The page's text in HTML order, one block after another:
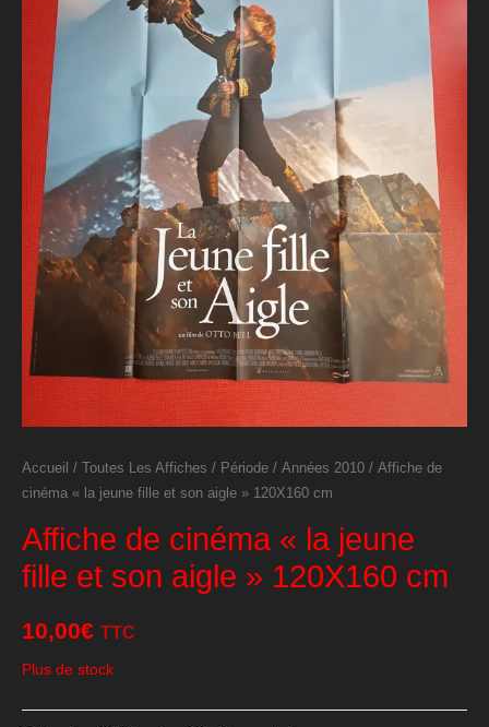
Accueil / Toutes Les Affiches / Période / Années 2010 / Affiche de
cinéma « la jeune fille et son aigle » 120X160 cm
Affiche de cinéma « la jeune
fille et son aigle » 120X160 cm
10,00€ TTC
Plus de stock